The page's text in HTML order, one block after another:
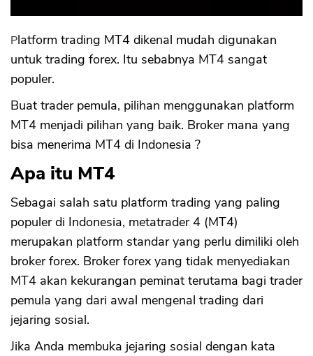
Platform trading MT4 dikenal mudah digunakan
untuk trading forex. Itu sebabnya MT4 sangat
populer.
Buat trader pemula, pilihan menggunakan platform
MT4 menjadi pilihan yang baik. Broker mana yang
bisa menerima MT4 di Indonesia ?
Apa itu MT4
Sebagai salah satu platform trading yang paling
populer di Indonesia, metatrader 4 (MT4)
merupakan platform standar yang perlu dimiliki oleh
broker forex. Broker forex yang tidak menyediakan
MT4 akan kekurangan peminat terutama bagi trader
pemula yang dari awal mengenal trading dari
jejaring sosial.
Jika Anda membuka jejaring sosial dengan kata